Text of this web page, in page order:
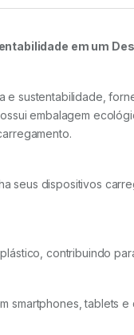
em um
e sustentabilidade,
embalagem
seus dispositivos
contribuindo
smartphones, tablets